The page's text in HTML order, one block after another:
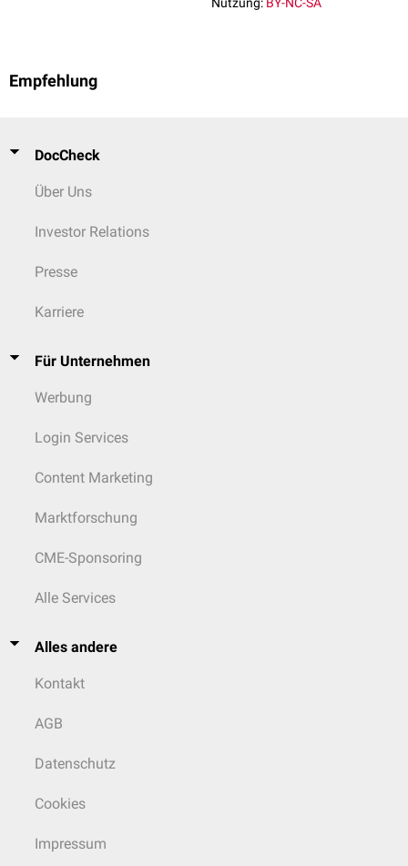
Nutzung: BY-NC-SA
Empfehlung
DocCheck
Über Uns
Investor Relations
Presse
Karriere
Für Unternehmen
Werbung
Login Services
Content Marketing
Marktforschung
CME-Sponsoring
Alle Services
Alles andere
Kontakt
AGB
Datenschutz
Cookies
Impressum